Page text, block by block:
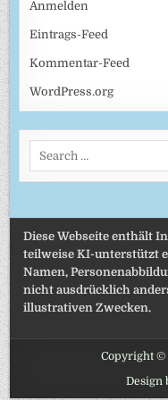
Anmelden
Eintrags-Feed
Kommentar-Feed
WordPress.org
Search
Diese Webseite enthält
teilweise KI-unterstützt
Namen,
nicht ausdrücklich
illustrativen Zwecken.
Copyright ©
Design